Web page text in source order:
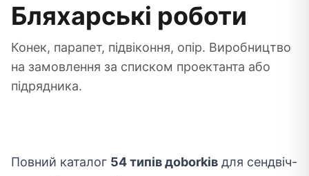
Бляхарські роботи
Конек, парапет, підвіконня, опір. Виробництво
на замовлення за списком проектанта або
підрядника.
Повний каталог 54 типів дoborkів для сендвіч-